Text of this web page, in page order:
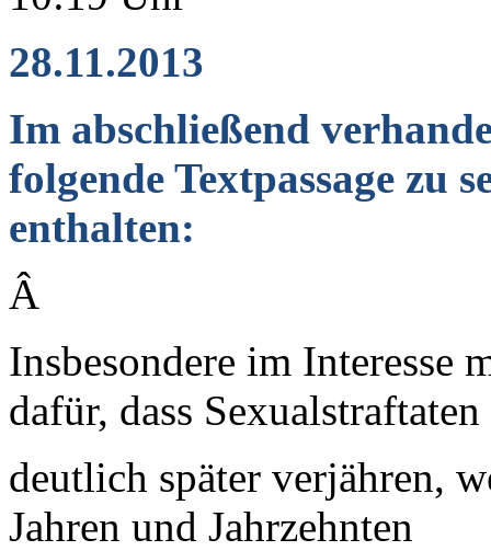
28.11.2013
Im abschließend
folgende Textpassage zu
enthalten:
Â
Insbesondere im Interesse
dafür, dass Sexualstraftaten
deutlich später verjähren,
Jahren und Jahrzehnten